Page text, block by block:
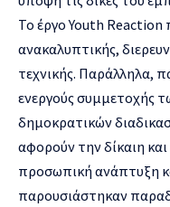
Το έργο Youth
ανακαλυπτικής,
τεχνικής. Παράλληλα,
ενεργούς συμμετοχής
δημοκρατικών
αφορούν την δίκαιη
προσωπική ανάπτυξη
παρουσιάστηκαν